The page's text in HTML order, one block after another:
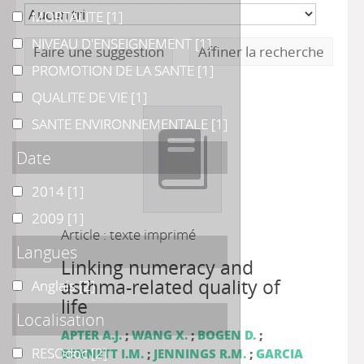
Faire une suggestion Affiner la recherche
Article : texte imprimé
Linking numeracy and
asthma-related quality of
life
APTER A.J.;WANG X.;BOGEN D.;
BENNETT I.M.; JENNINGS R.M.; GARCIA
MORTALITE
MORTALITE [1]
NIVEAU D'ENSEIGNEMENT
NIVEAU D'ENSEIGNEMENT [1]
PROMOTION DE LA SANTE
PROMOTION DE LA SANTE [1]
QUALITE DE VIE
QUALITE DE VIE [1]
SANTE ENVIRONNEMENTALE
SANTE ENVIRONNEMENTALE [1]
Date
20142014 [1]
20092009 [1]
Langues
Anglais
Anglais[2]
Localisation
RESOdoc
RESOdoc[2]